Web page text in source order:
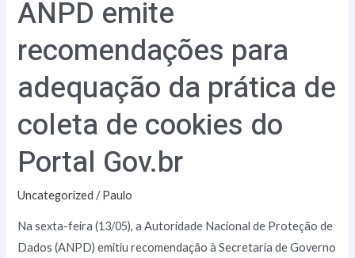
ANPD emite
recomendações para
adequação da prática de
coleta de cookies do
Portal Gov.br
Uncategorized /Paulo
Na sexta-feira (13/05), a Autoridade Nacional de Proteção de
Dados (ANPD) emitiu recomendação à Secretaria de Governo
cookies
do
Portal
Gov.br